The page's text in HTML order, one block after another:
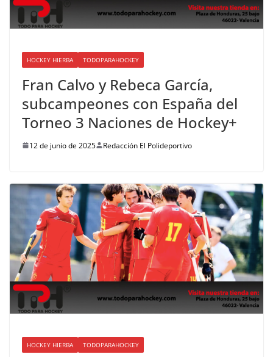
HOCKEY HIERBA TODOPARAHOCKEY
Fran Calvo y Rebeca García,
subcampeones con España del
Torneo 3 Naciones de Hockey+
12 de junio de 2025 Redacción El Polideportivo
HOCKEY HIERBA TODOPARAHOCKEY